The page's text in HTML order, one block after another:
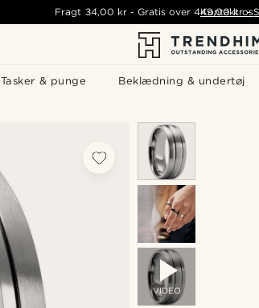
Tasker & punge Beklædning & undertøj
Fragt 34,00 kr- Gratis over 449,00 kr -
Kontakt os
VIDEO